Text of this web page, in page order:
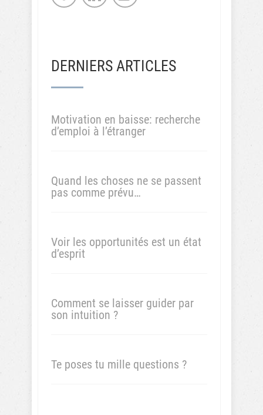
DERNIERS ARTICLES
Motivation en baisse: recherche
d’emploi à l’étranger
Quand les choses ne se passent
pas comme prévu…
Voir les opportunités est un état
d’esprit
Comment se laisser guider par
son intuition ?
Te poses tu mille questions ?